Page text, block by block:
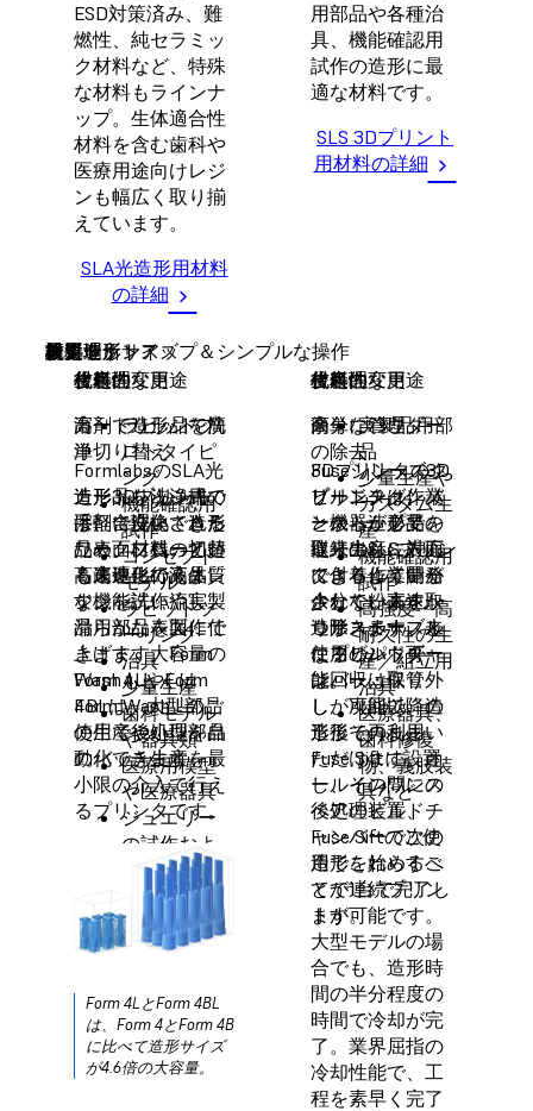
概要
代表的な用途
ラピッドプ
ロトタイピ
ング
機能確認用
試作
コンセプト
モデル
ラピッドツ
ーリング
治具
少量生産
歯科モデル
や器具類
医療用模型
や医療器具
ジュエリー
の試作およ
び鋳造
模型や美術
用小道具
材料
ESD対策済み、難
燃性、純セラミッ
ク材料など、特殊
な材料もラインナ
ップ。生体適合性
材料を含む歯科や
医療用途向けレジ
ンも幅広く取り揃
えています。
SLA光造形用材料
の詳細
材料の変更
カートリッジで簡
単切り替え
カートリッジ式で
手軽に交換できる
ため、材料の切替
も高速に行えま
す。
最大造形サイズ
生産性
高
FormlabsのSLA光
造形3Dプリント
は、合理化された
ワークフローと超
高速造形で高品質
な機能試作や実製
品用部品を製作で
きます。大容量の
Form 4LやForm
4BLは、大型部品
の生産や小型部品
のバッチ生産を最
小限の介入で行え
るプリンタです。
Form 4LとForm 4BL
は、Form 4とForm 4B
に比べて造形サイズ
が4.6倍の大容量。
簡単セットアップ＆シンプルな操作
メンテナンス
後処理
後処理
溶剤で造形品を洗
浄
造形品を洗浄用の
溶剤で洗い、造形
品表面に残ってい
る未硬化の液体レ
ジンを洗い流し、
滑らかな表面に仕
上げます。Form
Washもしくは
Form Wash Lのご
使用で後処理を自
動化できます。
設置場所
代表的な用途
実製品用部
品
少量生産や
カスタム生
産
機能確認用
試作
高強度・高
耐久性の生
産／組立用
治具
医療器具、
歯科修復
物、義肢装
具など
用部品や各種治
具、機能確認用
試作の造形に最
適な材料です。
SLS 3Dプリント
用材料の詳細
材料の変更
簡単に管理
3Dプリンタのク
リーニング作業
と機器が必要。
従来のSLSプリン
タより作業量が
少なく、高速か
つサステナブル
にプリント可
能。
生産性
高
Fuseシリーズ3D
プリンタは、ノ
ンストップでの
連続生産に対応
できるよう開発
されています。
造形スペースと
なるビルドチャ
ンバーは取り外
しが可能で、造
形後そのまま
Fuse Siftに設置
し、その間にス
ペアのビルドチ
ャンバーで次の
造形を始めるこ
とで連続プリン
トが可能です。
大型モデルの場
合でも、造形時
間の半分程度の
時間で冷却が完
了。業界屈指の
冷却性能で、工
程を素早く完了
後処理
余分なパウダー
の除去
ビルドチャンバ
ーから造形品を
取り出し、表面
に付着している
余分な粉末を取
り除きます。未
使用のパウダー
は回収・保管
し、次回以降の
造形で再利用い
ただけます。オ
ールインワンの
後処理装置、
Fuse Siftのご使
用でこれらすべ
てが1台で完了し
ます。